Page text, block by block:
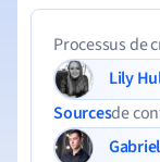
Processus de
Lily
Sourcesde